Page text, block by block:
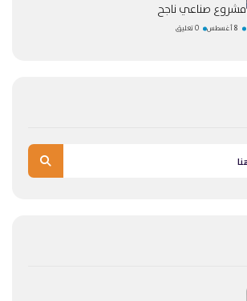
مشروع صناعي ناجح
8 أغسطس 0 تعليق